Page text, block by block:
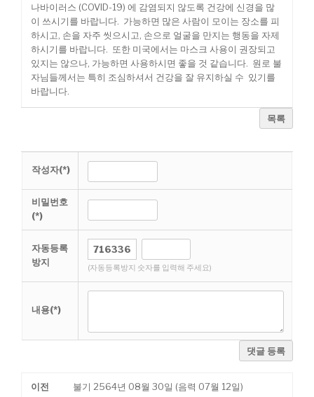
나바이러스 (COVID-19) 에 감염되지 않도록 건강에 신경을 많
이 쓰시기를 바랍니다. 가능하면 많은 사람이 모이는 장소를 피
하시고, 손을 자주 씻으시고, 손으로 얼굴을 만지는 행동을 자제
하시기를 바랍니다. 또한 미국에서는 마스크 사용이 권장되고
있지는 않으나, 가능하면 사용하시면 좋을 것 같습니다. 원로 불
자님들께서는 특히 조심하셔서 건강을 잘 유지하실 수 있기를
바랍니다.
목록
작성자(*)
비밀번호
(*)
자동등록
방지
(자동등록방지 숫자를 입력해 주세요)
내용(*)
댓글 등록
이전 불기 2564년 08월 30일 (음력 07월 12일)